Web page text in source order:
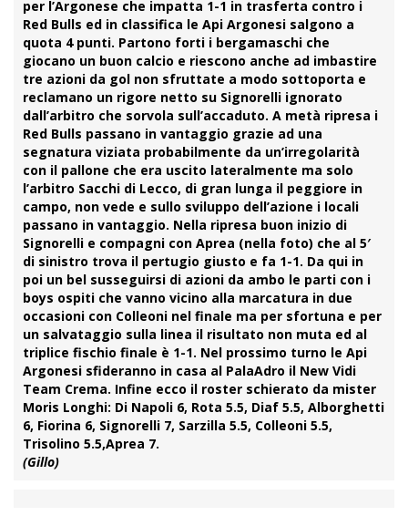
per l’Argonese che impatta 1-1 in trasferta contro i
Red Bulls ed in classifica le Api Argonesi salgono a
quota 4 punti. Partono forti i bergamaschi che
giocano un buon calcio e riescono anche ad imbastire
tre azioni da gol non sfruttate a modo sottoporta e
reclamano un rigore netto su Signorelli ignorato
dall’arbitro che sorvola sull’accaduto. A metà ripresa i
Red Bulls passano in vantaggio grazie ad una
segnatura viziata probabilmente da un’irregolarità
con il pallone che era uscito lateralmente ma solo
l’arbitro Sacchi di Lecco, di gran lunga il peggiore in
campo, non vede e sullo sviluppo dell’azione i locali
passano in vantaggio. Nella ripresa buon inizio di
Signorelli e compagni con Aprea (nella foto) che al 5′
di sinistro trova il pertugio giusto e fa 1-1. Da qui in
poi un bel susseguirsi di azioni da ambo le parti con i
boys ospiti che vanno vicino alla marcatura in due
occasioni con Colleoni nel finale ma per sfortuna e per
un salvataggio sulla linea il risultato non muta ed al
triplice fischio finale è 1-1. Nel prossimo turno le Api
Argonesi sfideranno in casa al PalaAdro il New Vidi
Team Crema. Infine ecco il roster schierato da mister
Moris Longhi: Di Napoli 6, Rota 5.5, Diaf 5.5, Alborghetti
6, Fiorina 6, Signorelli 7, Sarzilla 5.5, Colleoni 5.5,
Trisolino 5.5,Aprea 7.
(Gillo)